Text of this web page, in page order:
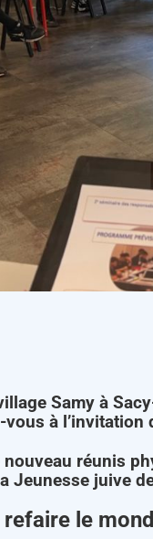
Samy à
à
réunis
Jeunesse juive
le